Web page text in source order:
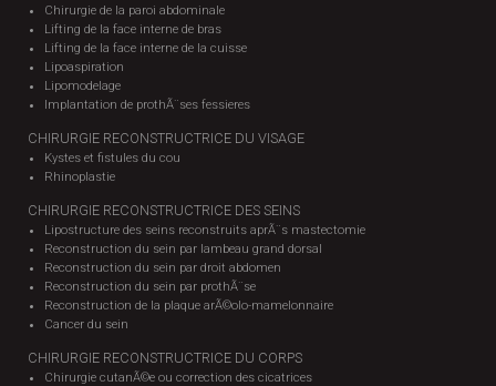
Chirurgie de la paroi abdominale
Lifting de la face interne de bras
Lifting de la face interne de la cuisse
Lipoaspiration
Lipomodelage
Implantation de prothÃ¨ses fessieres
CHIRURGIE RECONSTRUCTRICE DU VISAGE
Kystes et fistules du cou
Rhinoplastie
CHIRURGIE RECONSTRUCTRICE DES SEINS
Lipostructure des seins reconstruits aprÃ¨s mastectomie
Reconstruction du sein par lambeau grand dorsal
Reconstruction du sein par droit abdomen
Reconstruction du sein par prothÃ¨se
Reconstruction de la plaque arÃ©olo-mamelonnaire
Cancer du sein
CHIRURGIE RECONSTRUCTRICE DU CORPS
Chirurgie cutanÃ©e ou correction des cicatrices